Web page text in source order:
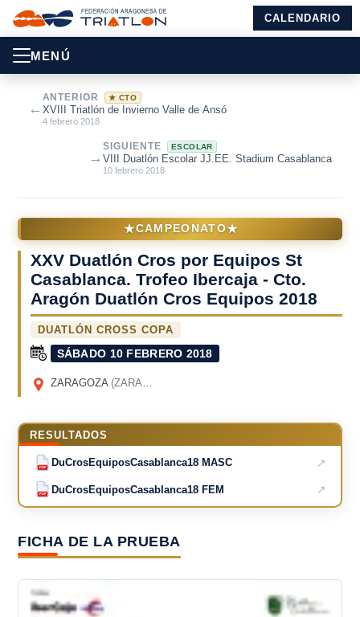
CALENDARIO
MENÚ
←
ANTERIOR ★ CTO
XVIII Triatlón de Invierno Valle de Ansó
4 febrero 2018
SIGUIENTE ESCOLAR
VIII Duatlón Escolar JJ.EE. Stadium Casablanca
10 febrero 2018
→
★CAMPEONATO★
XXV Duatlón Cros por Equipos St
Casablanca. Trofeo Ibercaja - Cto.
Aragón Duatlón Cros Equipos 2018
DUATLÓN CROSS COPA
SÁBADO 10 FEBRERO 2018
ZARAGOZA (ZARAGOZA)
RESULTADOS
PDF DuCrosEquiposCasablanca18 MASC ↗
PDF DuCrosEquiposCasablanca18 FEM ↗
FICHA DE LA PRUEBA